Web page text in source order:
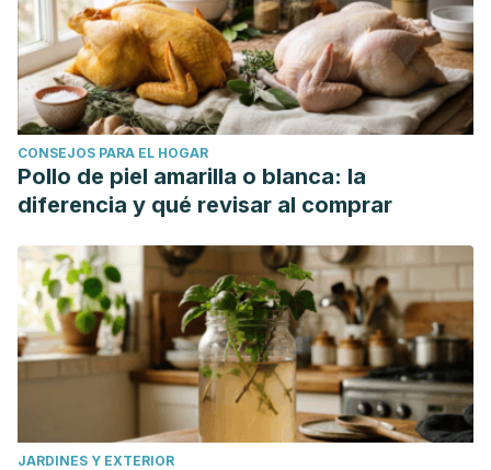
Cheung, Victor Lam Shin, et al. "Meningioma recurrence
rates following treatment: a systematic analysis."Journal of
neuro-oncology136.2 (2018): 351-361.
CONSEJOS PARA EL HOGAR
Pollo de piel amarilla o blanca: la
diferencia y qué revisar al comprar
JARDINES Y EXTERIOR